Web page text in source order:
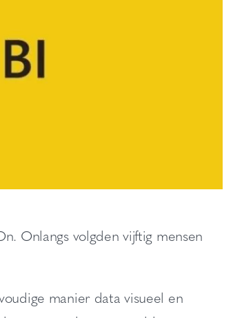
Onlangs volgden vijftig mensen
manier data visueel en